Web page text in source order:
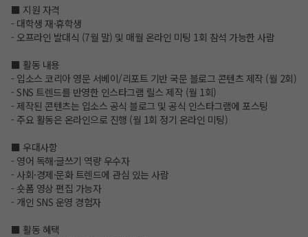
■ 지원 자격
- 대학생 재·휴학생
- 오프라인 발대식 (7월 말) 및 매월 온라인 미팅 1회 참석 가능한 사람
■ 활동 내용
- 입소스 코리아 영문 서베이/리포트 기반 국문 블로그 콘텐츠 제작 (월 2회)
- SNS 트렌드를 반영한 인스타그램 릴스 제작 (월 1회)
- 제작된 콘텐츠는 입소스 공식 블로그 및 공식 인스타그램에 포스팅
- 주요 활동은 온라인으로 진행 (월 1회 정기 온라인 미팅)
■ 우대사항
- 영어 독해·글쓰기 역량 우수자
- 사회·경제·문화 트렌드에 관심 있는 사람
- 숏폼 영상 편집 가능자
- 개인 SNS 운영 경험자
■ 활동 혜택